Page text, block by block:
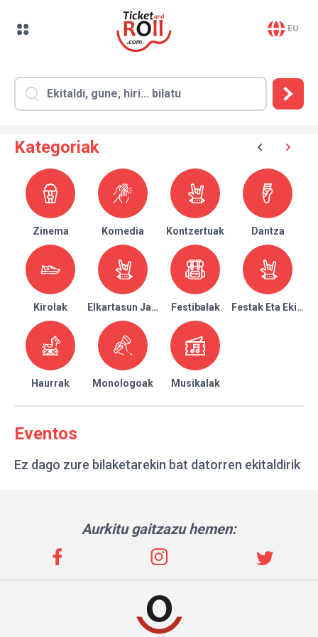
EU
Kategoriak
Zinema Komedia Kontzertuak Dantza
Kirolak Elkartasun JaialdiakFestibalak Festak Eta
Haurrak Monologoak Musikalak
Eventos
Ez dago zure bilaketarekin bat datorren ekitaldirik
Aurkitu gaitzazu hemen: